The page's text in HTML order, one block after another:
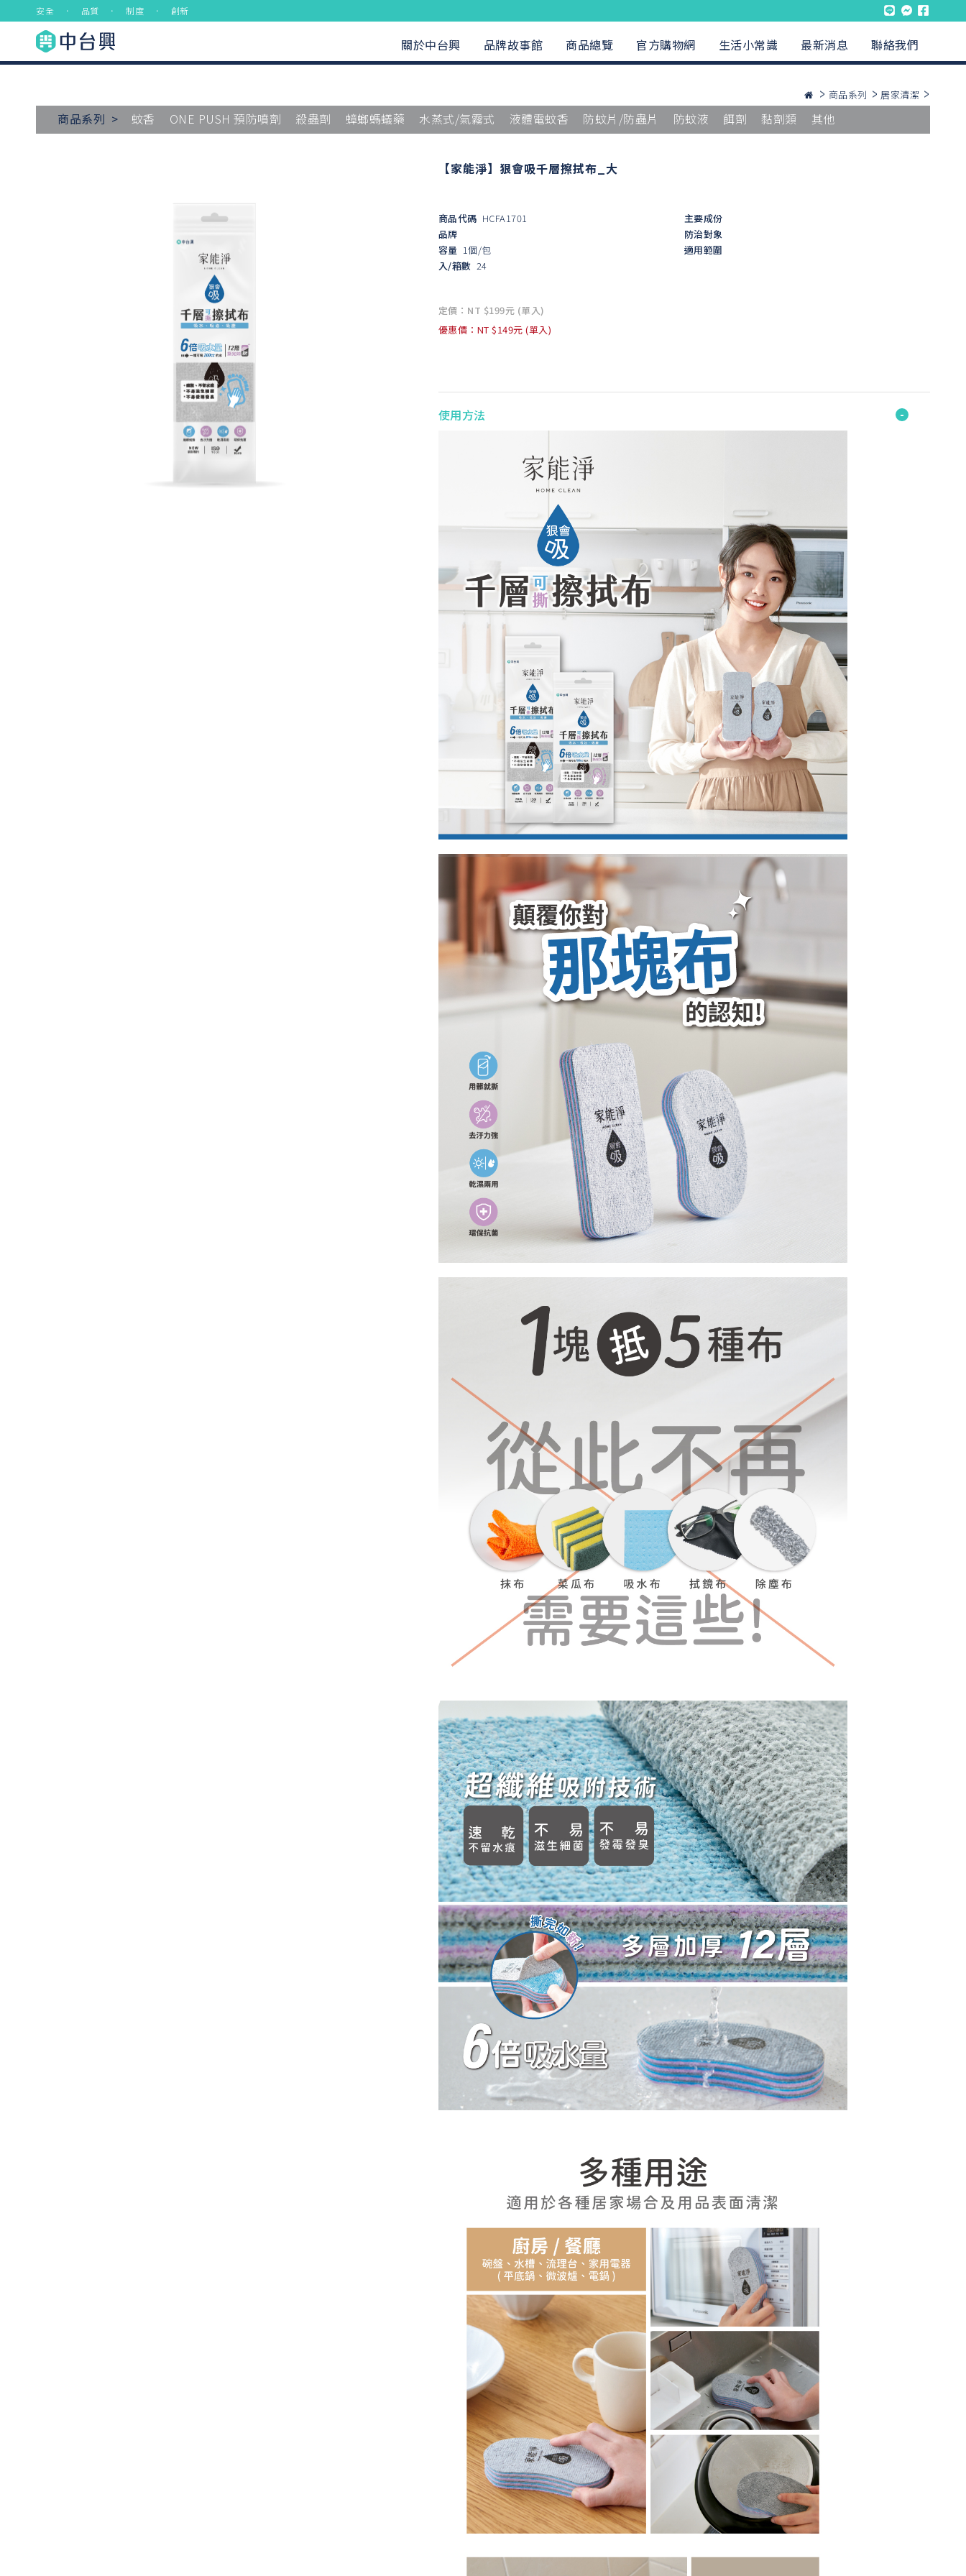
安全 ． 品質 ． 制度 ． 創新
關於中台興 品牌故事館 商品總覽 官方購物網 生活小常識 最新消息 聯絡我們
商品系列 居家清潔
商品系列 > 蚊香 ONE PUSH 預防噴劑 殺蟲劑 蟑螂螞蟻藥 水蒸式/氣霧式 液體電蚊香 防蚊片/防蟲片 防蚊液 餌劑 黏劑類 其他
【家能淨】狠會吸千層擦拭布_大
商品代碼 HCFA1701
品牌
容量 1個/包
入/箱數 24
主要成份
防治對象
適用範圍
定價：NT $199元 (單入)
優惠價：NT $149元 (單入)
使用方法